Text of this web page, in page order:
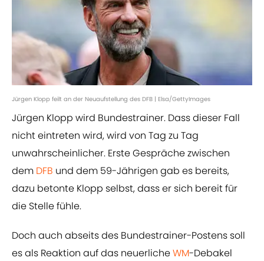
Jürgen Klopp feilt an der Neuaufstellung des DFB | Elsa/GettyImages
Jürgen Klopp wird Bundestrainer. Dass dieser Fall
nicht eintreten wird, wird von Tag zu Tag
unwahrscheinlicher. Erste Gespräche zwischen
dem DFB und dem 59-Jährigen gab es bereits,
dazu betonte Klopp selbst, dass er sich bereit für
die Stelle fühle.
Doch auch abseits des Bundestrainer-Postens soll
es als Reaktion auf das neuerlicheWM-Debakel